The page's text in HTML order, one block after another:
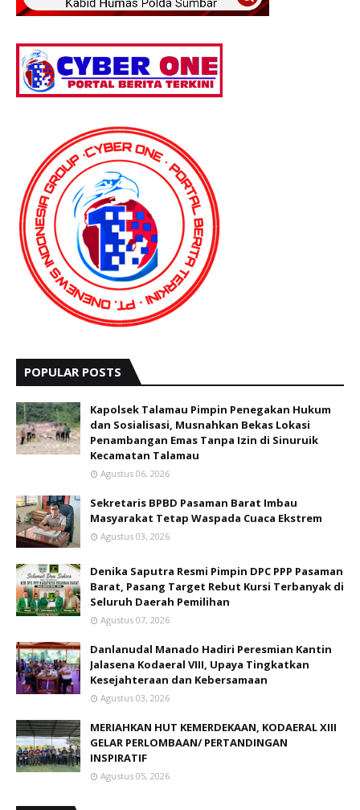
POPULAR POSTS
Kapolsek Talamau Pimpin Penegakan Hukum
dan Sosialisasi, Musnahkan Bekas Lokasi
Penambangan Emas Tanpa Izin di Sinuruik
Kecamatan Talamau
Agustus 06, 2026
Sekretaris BPBD Pasaman Barat Imbau
Masyarakat Tetap Waspada Cuaca Ekstrem
Agustus 03, 2026
Denika Saputra Resmi Pimpin DPC PPP Pasaman
Barat, Pasang Target Rebut Kursi Terbanyak di
Seluruh Daerah Pemilihan
Agustus 07, 2026
Danlanudal Manado Hadiri Peresmian Kantin
Jalasena Kodaeral VIII, Upaya Tingkatkan
Kesejahteraan dan Kebersamaan
Agustus 03, 2026
MERIAHKAN HUT KEMERDEKAAN, KODAERAL XIII
GELAR PERLOMBAAN/ PERTANDINGAN
INSPIRATIF
Agustus 05, 2026